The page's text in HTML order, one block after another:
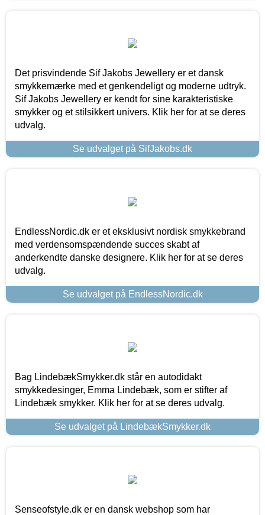
Det prisvindende Sif Jakobs Jewellery er et dansk
smykkemærke med et genkendeligt og moderne udtryk.
Sif Jakobs Jewellery er kendt for sine karakteristiske
smykker og et stilsikkert univers. Klik her for at se deres
udvalg.
Se udvalget på SifJakobs.dk
EndlessNordic.dk er et eksklusivt nordisk smykkebrand
med verdensomspændende succes skabt af
anderkendte danske designere. Klik her for at se deres
udvalg.
Se udvalget på EndlessNordic.dk
Bag LindebækSmykker.dk står en autodidakt
smykkedesinger, Emma Lindebæk, som er stifter af
Lindebæk smykker. Klik her for at se deres udvalg.
Se udvalget på LindebækSmykker.dk
Senseofstyle.dk er en dansk webshop som har